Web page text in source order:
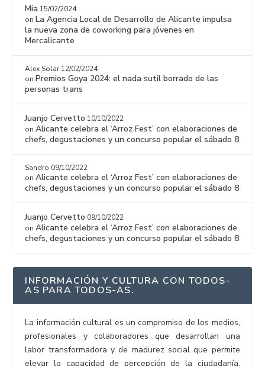
Mia 15/02/2024
onLa Agencia Local de Desarrollo de Alicante impulsa
la nueva zona de coworking para jóvenes en
Mercalicante
Alex Solar 12/02/2024
onPremios Goya 2024: el nada sutil borrado de las
personas trans
Juanjo Cervetto 10/10/2022
onAlicante celebra el ‘Arroz Fest’ con elaboraciones de
chefs, degustaciones y un concurso popular el sábado 8
Sandro 09/10/2022
onAlicante celebra el ‘Arroz Fest’ con elaboraciones de
chefs, degustaciones y un concurso popular el sábado 8
Juanjo Cervetto 09/10/2022
onAlicante celebra el ‘Arroz Fest’ con elaboraciones de
chefs, degustaciones y un concurso popular el sábado 8
INFORMACIÓN Y CULTURA CON TODOS-
AS PARA TODOS-AS.
La información cultural es un compromiso de los medios,
profesionales y colaboradores que desarrollan una
labor transformadora y de madurez social que permite
elevar la capacidad de percepción de la ciudadanía.